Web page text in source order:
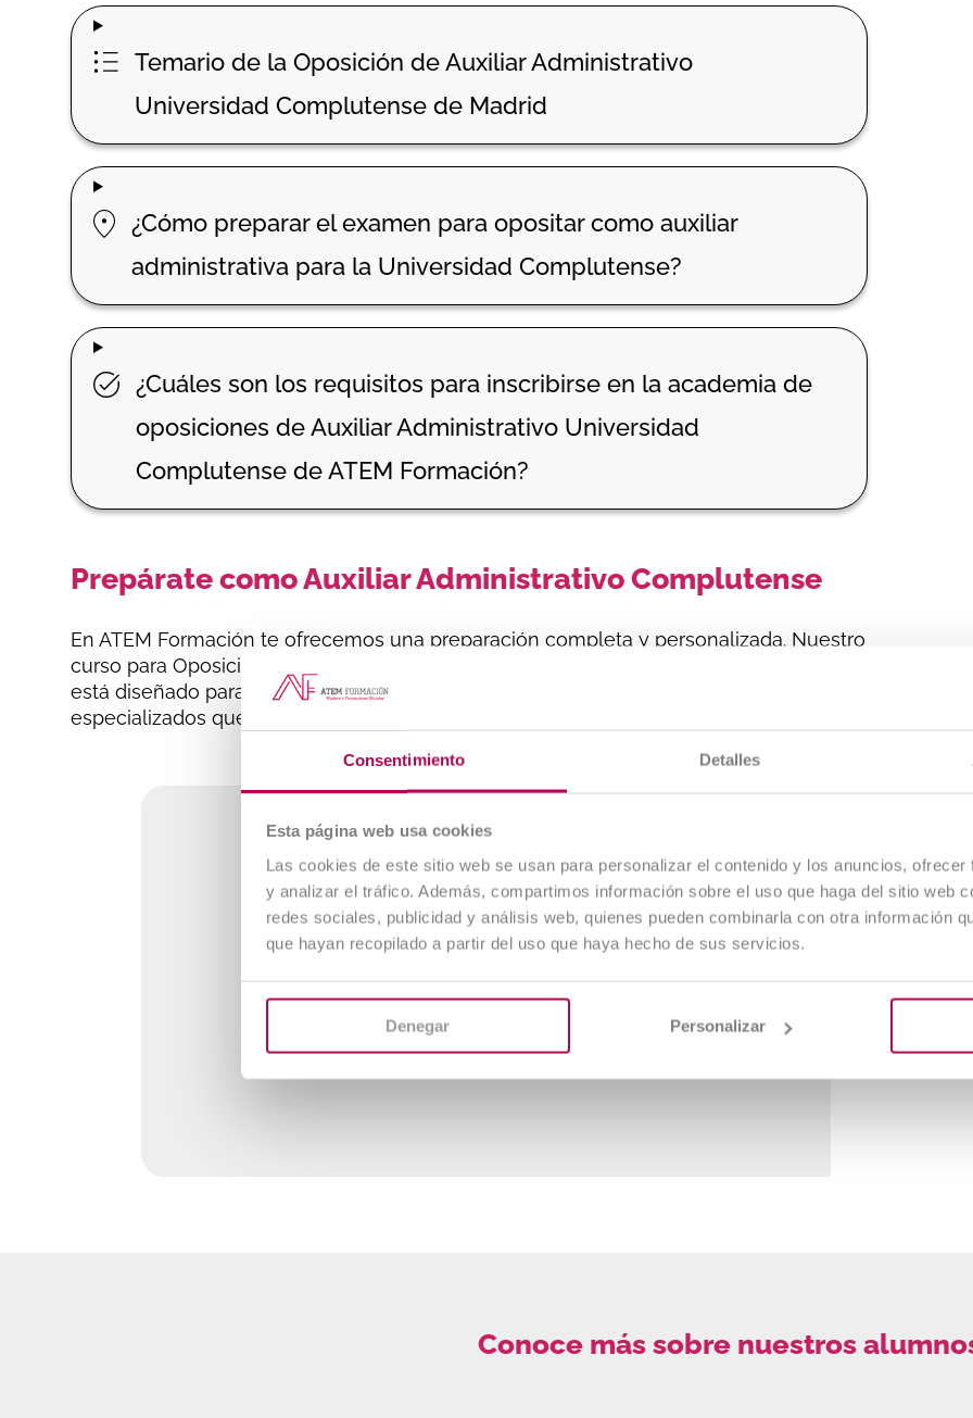
Consentimiento Detalles
Esta página web usa cookies
Las cookies de este sitio web se usan para personalizar el contenido y los anuncios,
y analizar el tráfico. Además, compartimos información sobre el uso que haga del sitio web
redes sociales, publicidad y análisis web, quienes pueden combinarla con otra información
que hayan recopilado a partir del uso que haya hecho de sus servicios.
Denegar Personalizar
Temario de la Oposición de Auxiliar Administrativo
Universidad Complutense de Madrid
¿Cómo preparar el examen para opositar como auxiliar
administrativa para la Universidad Complutense?
¿Cuáles son los requisitos para inscribirse en la academia de
oposiciones de Auxiliar Administrativo Universidad
Complutense de ATEM Formación?
Prepárate como Auxiliar Administrativo Complutense
En ATEM Formación te ofrecemos una preparación completa y personalizada. Nuestro
curso para Oposiciones de Auxiliar Administrativo Universidad Complutense de Madrid
está diseñado para guiarte paso a paso
especializados que te ayudarán a superar
Clases presenciales y
reducidas
Nuestros grupos reducidos permiten
una interacción directa entre
alumnos y docentes, creando un
entorno participativo y enfocado a
necesidades individuales.
Conoce más sobre nuestros